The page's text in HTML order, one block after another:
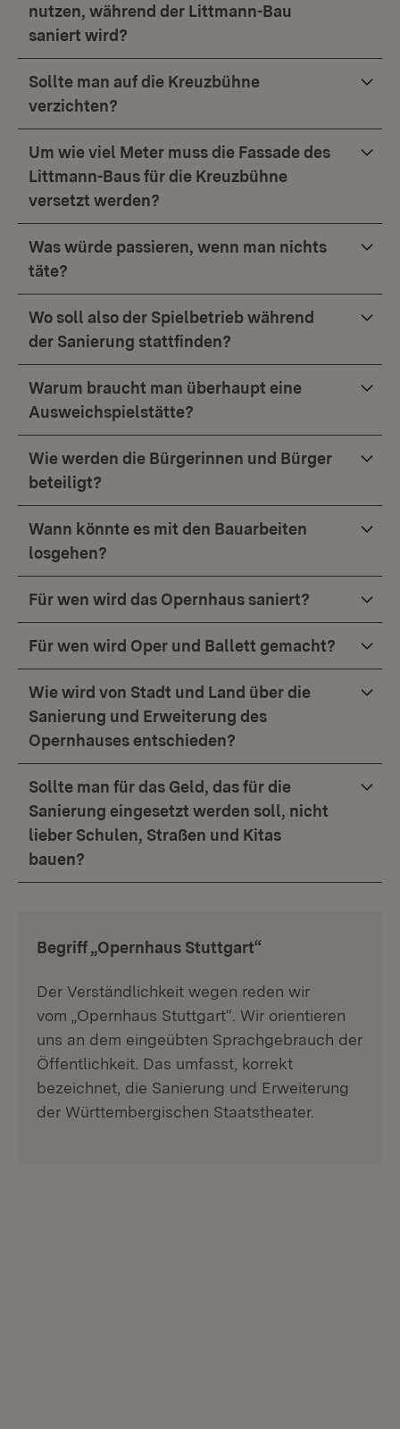
nutzen, während der Littmann-Bau
saniert wird?
Sollte man auf die Kreuzbühne
verzichten?
Um wie viel Meter muss die Fassade des
Littmann-Baus für die Kreuzbühne
versetzt werden?
Was würde passieren, wenn man nichts
täte?
Wo soll also der Spielbetrieb während
der Sanierung stattfinden?
Warum braucht man überhaupt eine
Ausweichspielstätte?
Wie werden die Bürgerinnen und Bürger
beteiligt?
Wann könnte es mit den Bauarbeiten
losgehen?
Für wen wird das Opernhaus saniert?
Für wen wird Oper und Ballett gemacht?
Wie wird von Stadt und Land über die
Sanierung und Erweiterung des
Opernhauses entschieden?
Sollte man für das Geld, das für die
Sanierung eingesetzt werden soll, nicht
lieber Schulen, Straßen und Kitas
bauen?
:Begriff „Opernhaus Stuttgart“
Der Verständlichkeit wegen reden wir
vom „Opernhaus Stuttgart“. Wir orientieren
uns an dem eingeübten Sprachgebrauch der
Öffentlichkeit. Das umfasst, korrekt
bezeichnet, die Sanierung und Erweiterung
der Württembergischen Staatstheater.